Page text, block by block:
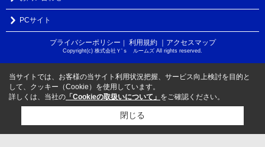
PCサイト
プライバシーポリシー 利用規約 ｜アクセスマップ
Copyright(c) 株式会社Ｙ‘ｓ ルームズ All rights reserved.
当サイトでは、お客様の当サイト利用状況把握、サービス向上検討を目的と
して、クッキー（Cookie）を使用しています。
詳しくは、当社の 「Cookieの取扱いについて」 をご確認ください。
閉じる